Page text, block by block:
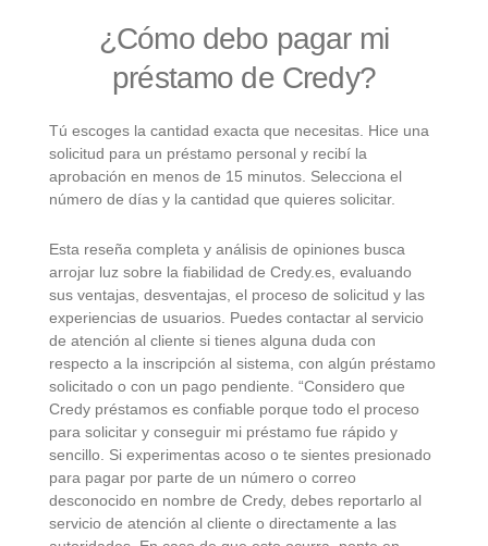
¿Cómo debo pagar mi
préstamo de Credy?
Tú escoges la cantidad exacta que necesitas. Hice una
solicitud para un préstamo personal y recibí la
aprobación en menos de 15 minutos. Selecciona el
número de días y la cantidad que quieres solicitar.
Esta reseña completa y análisis de opiniones busca
arrojar luz sobre la fiabilidad de Credy.es, evaluando
sus ventajas, desventajas, el proceso de solicitud y las
experiencias de usuarios. Puedes contactar al servicio
de atención al cliente si tienes alguna duda con
respecto a la inscripción al sistema, con algún préstamo
solicitado o con un pago pendiente. “Considero que
Credy préstamos es confiable porque todo el proceso
para solicitar y conseguir mi préstamo fue rápido y
sencillo. Si experimentas acoso o te sientes presionado
para pagar por parte de un número o correo
desconocido en nombre de Credy, debes reportarlo al
servicio de atención al cliente o directamente a las